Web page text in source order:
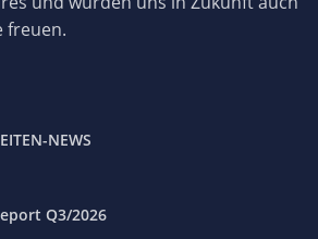
freuen.
NEWS
Q3/2026